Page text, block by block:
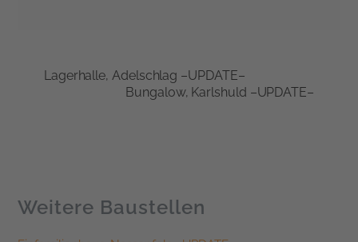
Lagerhalle, Adelschlag –UPDATE–
Bungalow, Karlshuld –UPDATE–
Weitere Baustellen